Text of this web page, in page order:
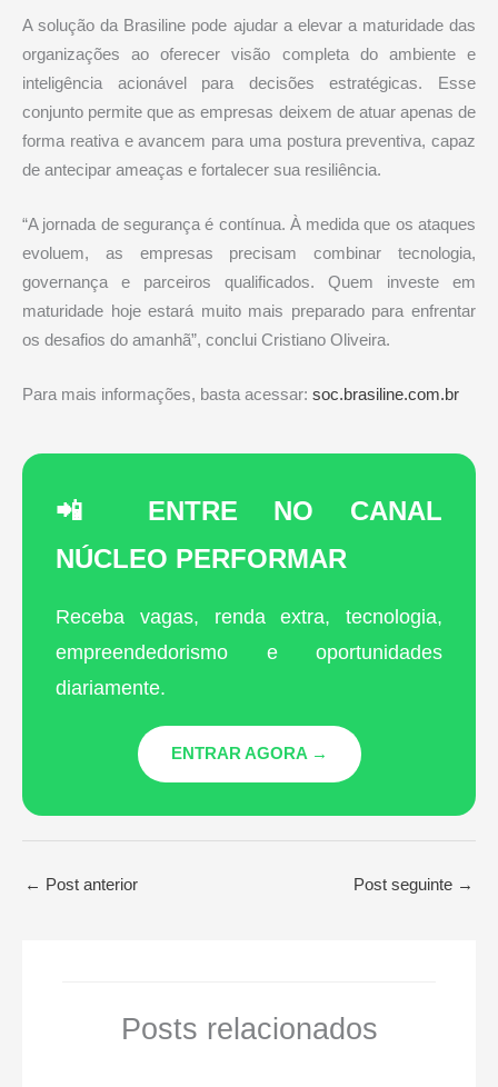
A solução da Brasiline pode ajudar a elevar a maturidade das
organizações ao oferecer visão completa do ambiente e
inteligência acionável para decisões estratégicas. Esse
conjunto permite que as empresas deixem de atuar apenas de
forma reativa e avancem para uma postura preventiva, capaz
de antecipar ameaças e fortalecer sua resiliência.
“A jornada de segurança é contínua. À medida que os ataques
evoluem, as empresas precisam combinar tecnologia,
governança e parceiros qualificados. Quem investe em
maturidade hoje estará muito mais preparado para enfrentar
os desafios do amanhã”, conclui Cristiano Oliveira.
Para mais informações, basta acessar: soc.brasiline.com.br
📲 ENTRE NO CANAL
NÚCLEO PERFORMAR
Receba vagas, renda extra, tecnologia,
empreendedorismo e oportunidades
diariamente.
ENTRAR AGORA →
← Post anterior Post seguinte →
Posts relacionados